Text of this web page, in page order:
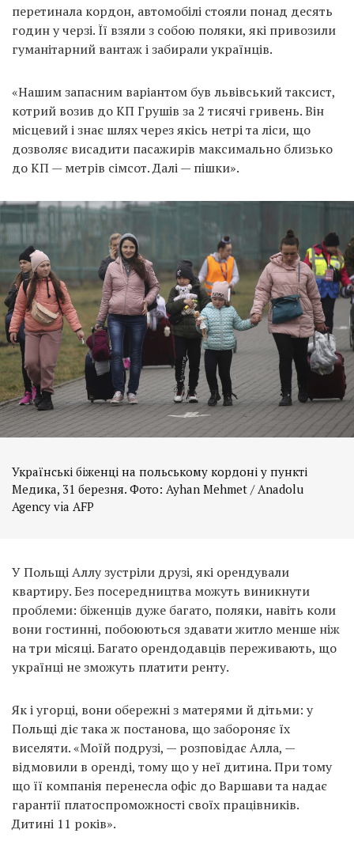
перетинала кордон, автомобілі стояли понад десять
годин у черзі. Її взяли з собою поляки, які привозили
гуманітарний вантаж і забирали українців.
«Нашим запасним варіантом був львівський таксист,
котрий возив до КП Грушів за 2 тисячі гривень. Він
місцевий і знає шлях через якісь нетрі та ліси, що
дозволяє висадити пасажирів максимально близько
до КП — метрів сімсот. Далі — пішки».
Українські біженці на польському кордоні у пункті
Медика, 31 березня. Фото: Ayhan Mehmet / Anadolu
Agency via AFP
У Польщі Аллу зустріли друзі, які орендували
квартиру. Без посередництва можуть виникнути
проблеми: біженців дуже багато, поляки, навіть коли
вони гостинні, побоюються здавати житло менше ніж
на три місяці. Багато орендодавців переживають, що
українці не зможуть платити ренту.
Як і угорці, вони обережні з матерями й дітьми: у
Польщі діє така ж постанова, що забороняє їх
виселяти. «Моїй подрузі, — розповідає Алла, —
відмовили в оренді, тому що у неї дитина. При тому
що її компанія перенесла офіс до Варшави та надає
гарантії платоспроможності своїх працівників.
Дитині 11 років».